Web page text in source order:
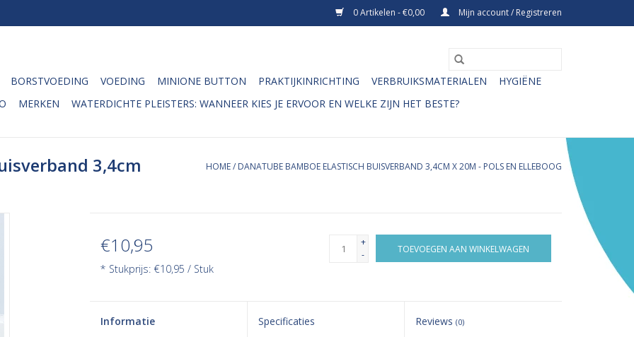
0 Artikelen - €0,00 Mijn account / Registreren
BORSTVOEDING VOEDING MINIONE BUTTON PRAKTIJKINRICHTING VERBRUIKSMATERIALEN
HYGIËNE
MERKEN WATERDICHTE PLEISTERS: WANNEER KIES JE ERVOOR EN WELKE ZIJN HET BESTE?
3,4cm
HOME/ DANATUBE BAMBOE ELASTISCH BUISVERBAND 3,4CM X 20M - POLS EN ELLEBOOG
€10,95
* Stukprijs: €10,95 / Stuk
+
-
TOEVOEGEN AAN WINKELWAGEN
Informatie Specificaties Reviews(0)